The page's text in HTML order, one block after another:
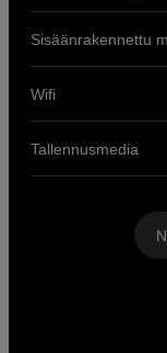
Sisäänrakennettu
Wifi
Tallennusmedia